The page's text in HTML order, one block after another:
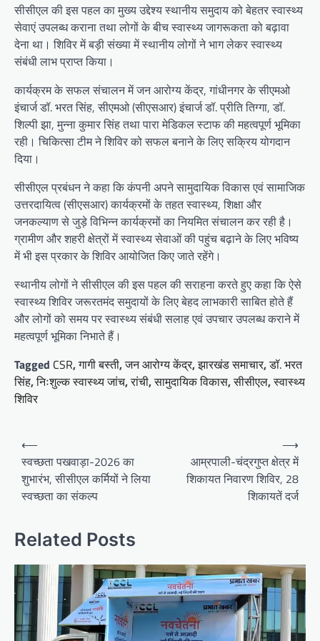
सीसीएल की इस पहल का मुख्य उद्देश्य स्थानीय समुदाय को बेहतर स्वास्थ्य
सेवाएं उपलब्ध कराना तथा लोगों के बीच स्वास्थ्य जागरूकता को बढ़ावा
देना था। शिविर में बड़ी संख्या में स्थानीय लोगों ने भाग लेकर स्वास्थ्य
संबंधी लाभ प्राप्त किया।
कार्यक्रम के सफल संचालन में जन आरोग्य केंद्र, गांधीनगर के सीएमओ
इंचार्ज डॉ. भरत सिंह, सीएमओ (सीएसआर) इंचार्ज डॉ. प्रीति तिग्गा, डॉ.
शिल्पी झा, मुन्ना कुमार सिंह तथा पारा मेडिकल स्टाफ की महत्वपूर्ण भूमिका
रही। चिकित्सा टीम ने शिविर को सफल बनाने के लिए सक्रिय योगदान
दिया।
सीसीएल प्रबंधन ने कहा कि कंपनी अपने सामुदायिक विकास एवं सामाजिक
उत्तरदायित्व (सीएसआर) कार्यक्रमों के तहत स्वास्थ्य, शिक्षा और
जनकल्याण से जुड़े विभिन्न कार्यक्रमों का नियमित संचालन कर रही है।
ग्रामीण और शहरी क्षेत्रों में स्वास्थ्य सेवाओं की पहुंच बढ़ाने के लिए भविष्य
में भी इस प्रकार के शिविर आयोजित किए जाते रहेंगे।
स्थानीय लोगों ने सीसीएल की इस पहल की सराहना करते हुए कहा कि ऐसे
स्वास्थ्य शिविर जरूरतमंद समुदायों के लिए बेहद लाभकारी साबित होते हैं
और लोगों को समय पर स्वास्थ्य संबंधी सलाह एवं उपचार उपलब्ध कराने में
महत्वपूर्ण भूमिका निभाते हैं।
Tagged CSR,गागी बस्ती,जन आरोग्य केंद्र,झारखंड समाचार,डॉ. भरत
सिंह,निःशुल्क स्वास्थ्य जांच,रांची,सामुदायिक विकास,सीसीएल,स्वास्थ्य
शिविर
Post
navigation
⟵
स्वच्छता पखवाड़ा-2026 का
शुभारंभ, सीसीएल कर्मियों ने लिया
स्वच्छता का संकल्प
आम्रपाली-चंद्रगुप्त क्षेत्र में
शिकायत निवारण शिविर, 28
शिकायतें दर्ज
⟶
Related Posts